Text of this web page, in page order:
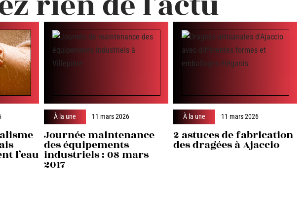
l’eau
À la une 11 mars 2026
Journée maintenance
des équipements
industriels : 08 mars
2017
À la une 11 mars 2026
2 astuces de fabrication
des dragées à Ajaccio